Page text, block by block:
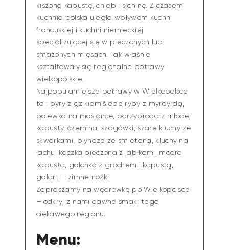
kiszoną kapustę, chleb i słoninę. Z czasem
kuchnia polska uległa wpływom kuchni
francuskiej i kuchni niemieckiej
specjalizującej się w pieczonych lub
smażonych mięsach. Tak właśnie
kształtowały się regionalne potrawy
wielkopolskie.
Najpopularniejsze potrawy w Wielkopolsce
to : pyry z gzikiem,ślepe ryby z myrdyrdą,
polewka na maślance, parzybroda z młodej
kapusty, czernina, szagówki, szare kluchy ze
skwarkami, plyndze ze śmietaną, kluchy na
łachu, kaczka pieczona z jabłkami, modra
kapusta, golonka z grochem i kapustą,
galart – zimne nóżki
Zapraszamy na wędrówkę po Wielkopolsce
– odkryj z nami dawne smaki tego
ciekawego regionu.
Menu: